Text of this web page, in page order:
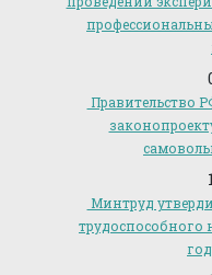
Правительство
Минтруд
трудоспособного